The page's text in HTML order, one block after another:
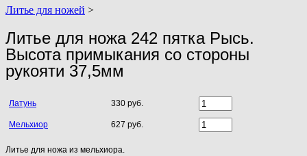
Литье для ножей >
Литье для ножа 242 пятка Рысь.
Высота примыкания со стороны
рукояти 37,5мм
Латунь 330 руб.
Мельхиор 627 руб.
Литье для ножа из мельхиора.